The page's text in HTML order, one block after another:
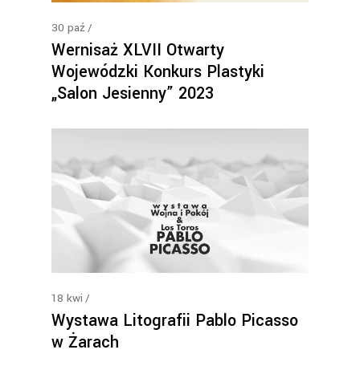
30 paź
Wernisaż XLVII Otwarty
Wojewódzki Konkurs Plastyki
„Salon Jesienny” 2023
18 kwi
Wystawa Litografii Pablo Picasso
w Żarach